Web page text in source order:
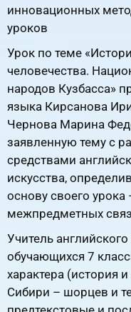
инновационных
уроков
Урок по теме
человечества.
народов Кузбасса»
языка Кирсанова
Чернова Марина
заявленную тему с
средствами
искусства,
основу своего
межпредметных
Учитель
обучающихся 7
характера (история
Сибири – шорцев и